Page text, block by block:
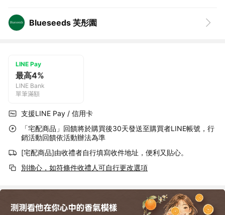
Blueseeds 芙彤園
LINE Pay
最高4%
LINE Bank
單筆滿額
支援LINE Pay / 信用卡
「宅配商品」回饋將於購買後30天發送至購買者LINE帳號，行
銷活動回饋依活動辦法為準
[宅配商品]由收禮者自行填寫收件地址，便利又貼心。
別擔心，如符條件收禮人可自行更改選項